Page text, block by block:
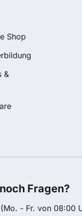
Shop
&
Fragen?
- Fr. von 08:00